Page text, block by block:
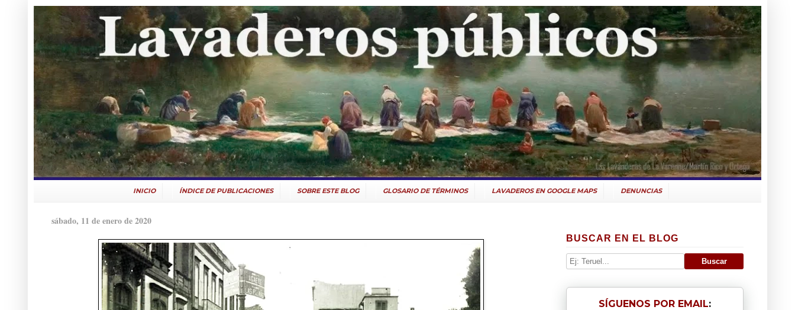
INICIO ÍNDICE DE PUBLICACIONES SOBRE ESTE BLOG GLOSARIO DE TÉRMINOS LAVADEROS EN GOOGLE MAPS DENUNCIAS
sábado, 11 de enero de 2020
BUSCAR EN EL BLOG
SÍGUENOS POR EMAIL: